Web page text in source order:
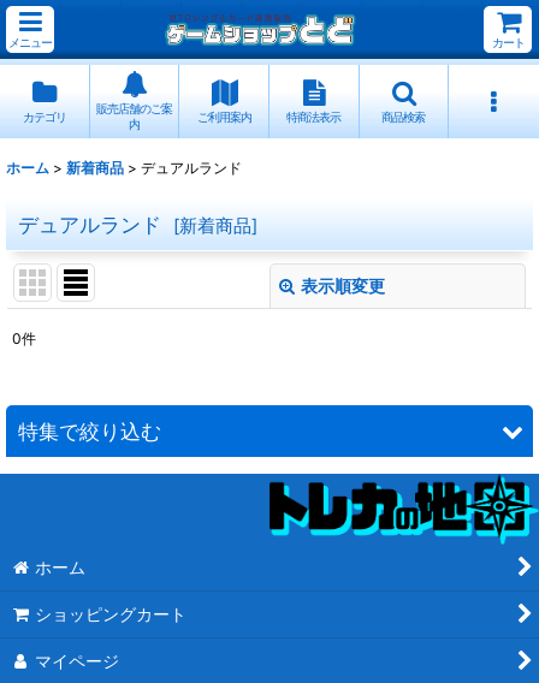
メニュー カート
カテゴリ
販売店舗のご案
内
ご利用案内 特商法表示 商品検索
ホーム > 新着商品 > デュアルランド
デュアルランド [新着商品]
表示順変更
並び順 :
絞り込む
0件
特集で絞り込む
イベントプロモ
ホーム
ショッピングカート
マイページ